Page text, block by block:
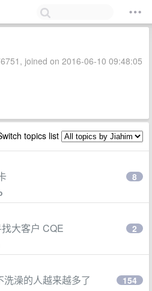
joined on 2016-06-10 09:48:05
topics list
8
大客户 CQE 2
澡的人越来越多了 154